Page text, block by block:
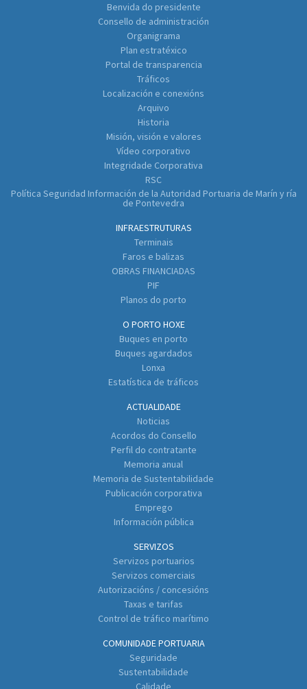
Benvida do presidente
Consello de administración
Organigrama
Plan estratéxico
Portal de transparencia
Tráficos
Localización e conexións
Arquivo
Historia
Misión, visión e valores
Vídeo corporativo
Integridade Corporativa
RSC
Política Seguridad Información de la Autoridad Portuaria de Marín y ría
de Pontevedra
INFRAESTRUTURAS
Terminais
Faros e balizas
OBRAS FINANCIADAS
PIF
Planos do porto
O PORTO HOXE
Buques en porto
Buques agardados
Lonxa
Estatística de tráficos
ACTUALIDADE
Noticias
Acordos do Consello
Perfil do contratante
Memoria anual
Memoria de Sustentabilidade
Publicación corporativa
Emprego
Información pública
SERVIZOS
Servizos portuarios
Servizos comerciais
Autorizacións / concesións
Taxas e tarifas
Control de tráfico marítimo
COMUNIDADE PORTUARIA
Seguridade
Sustentabilidade
Calidade